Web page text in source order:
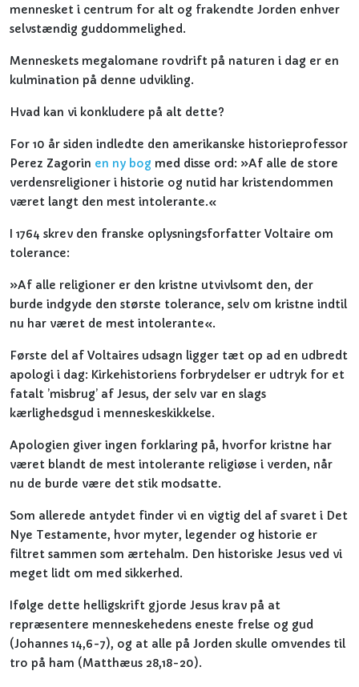
mennesket i centrum for alt og frakendte Jorden enhver
selvstændig guddommelighed.
Menneskets megalomane rovdrift på naturen i dag er en
kulmination på denne udvikling.
Hvad kan vi konkludere på alt dette?
For 10 år siden indledte den amerikanske historieprofessor
Perez Zagorin en ny bog med disse ord: »Af alle de store
verdensreligioner i historie og nutid har kristendommen
været langt den mest intolerante.«
I 1764 skrev den franske oplysningsforfatter Voltaire om
tolerance:
»Af alle religioner er den kristne utvivlsomt den, der
burde indgyde den største tolerance, selv om kristne indtil
nu har været de mest intolerante«.
Første del af Voltaires udsagn ligger tæt op ad en udbredt
apologi i dag: Kirkehistoriens forbrydelser er udtryk for et
fatalt ’misbrug’ af Jesus, der selv var en slags
kærlighedsgud i menneskeskikkelse.
Apologien giver ingen forklaring på, hvorfor kristne har
været blandt de mest intolerante religiøse i verden, når
nu de burde være det stik modsatte.
Som allerede antydet finder vi en vigtig del af svaret i Det
Nye Testamente, hvor myter, legender og historie er
filtret sammen som ærtehalm. Den historiske Jesus ved vi
meget lidt om med sikkerhed.
Ifølge dette helligskrift gjorde Jesus krav på at
repræsentere menneskehedens eneste frelse og gud
(Johannes 14,6-7), og at alle på Jorden skulle omvendes til
tro på ham (Matthæus 28,18-20).